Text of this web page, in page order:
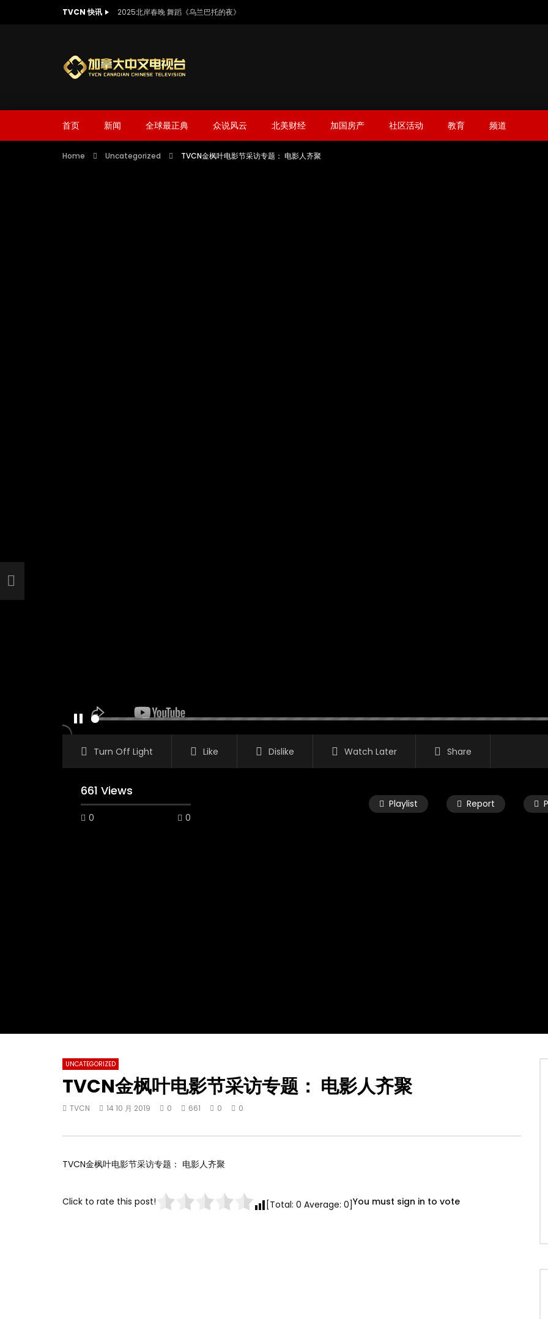
TVCN 快讯 2025北岸春晚 舞蹈《乌兰巴托的夜》
首页 新闻 全球最正典 众说风云 北美财经 加国房产 社区活动 教育 频道
Home Uncategorized TVCN金枫叶电影节采访专题： 电影人齐聚
Turn Off Light
Like Dislike Watch Later Share
661 Views
0 0
Playlist Report
UNCATEGORIZED
TVCN金枫叶电影节采访专题： 电影人齐聚
TVCN 14 10 月 2019 0 661 0 0
TVCN金枫叶电影节采访专题： 电影人齐聚
Click to rate this post! [Total: 0 Average: 0]You must sign in to vote